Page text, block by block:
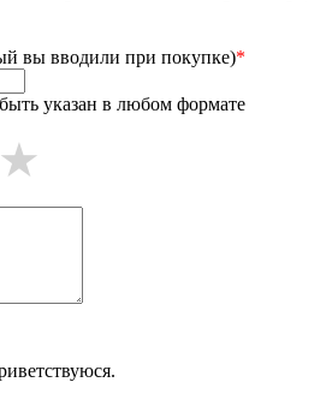
вы вводили при покупке)*
указан в любом формате